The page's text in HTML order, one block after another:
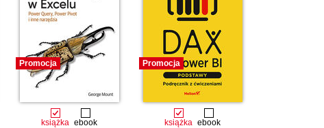
Promocja
książka ebook
Promocja
książka ebook